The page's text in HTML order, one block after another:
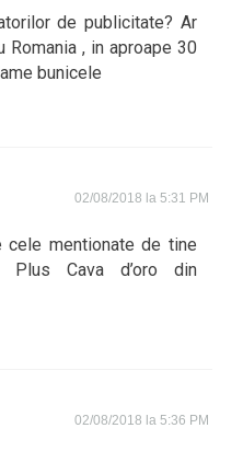
de publicitate? Ar
, in aproape 30
bunicele
02/08/2018 la 5:31 PM
mentionate de tine
Plus Cava d’oro din
02/08/2018 la 5:36 PM